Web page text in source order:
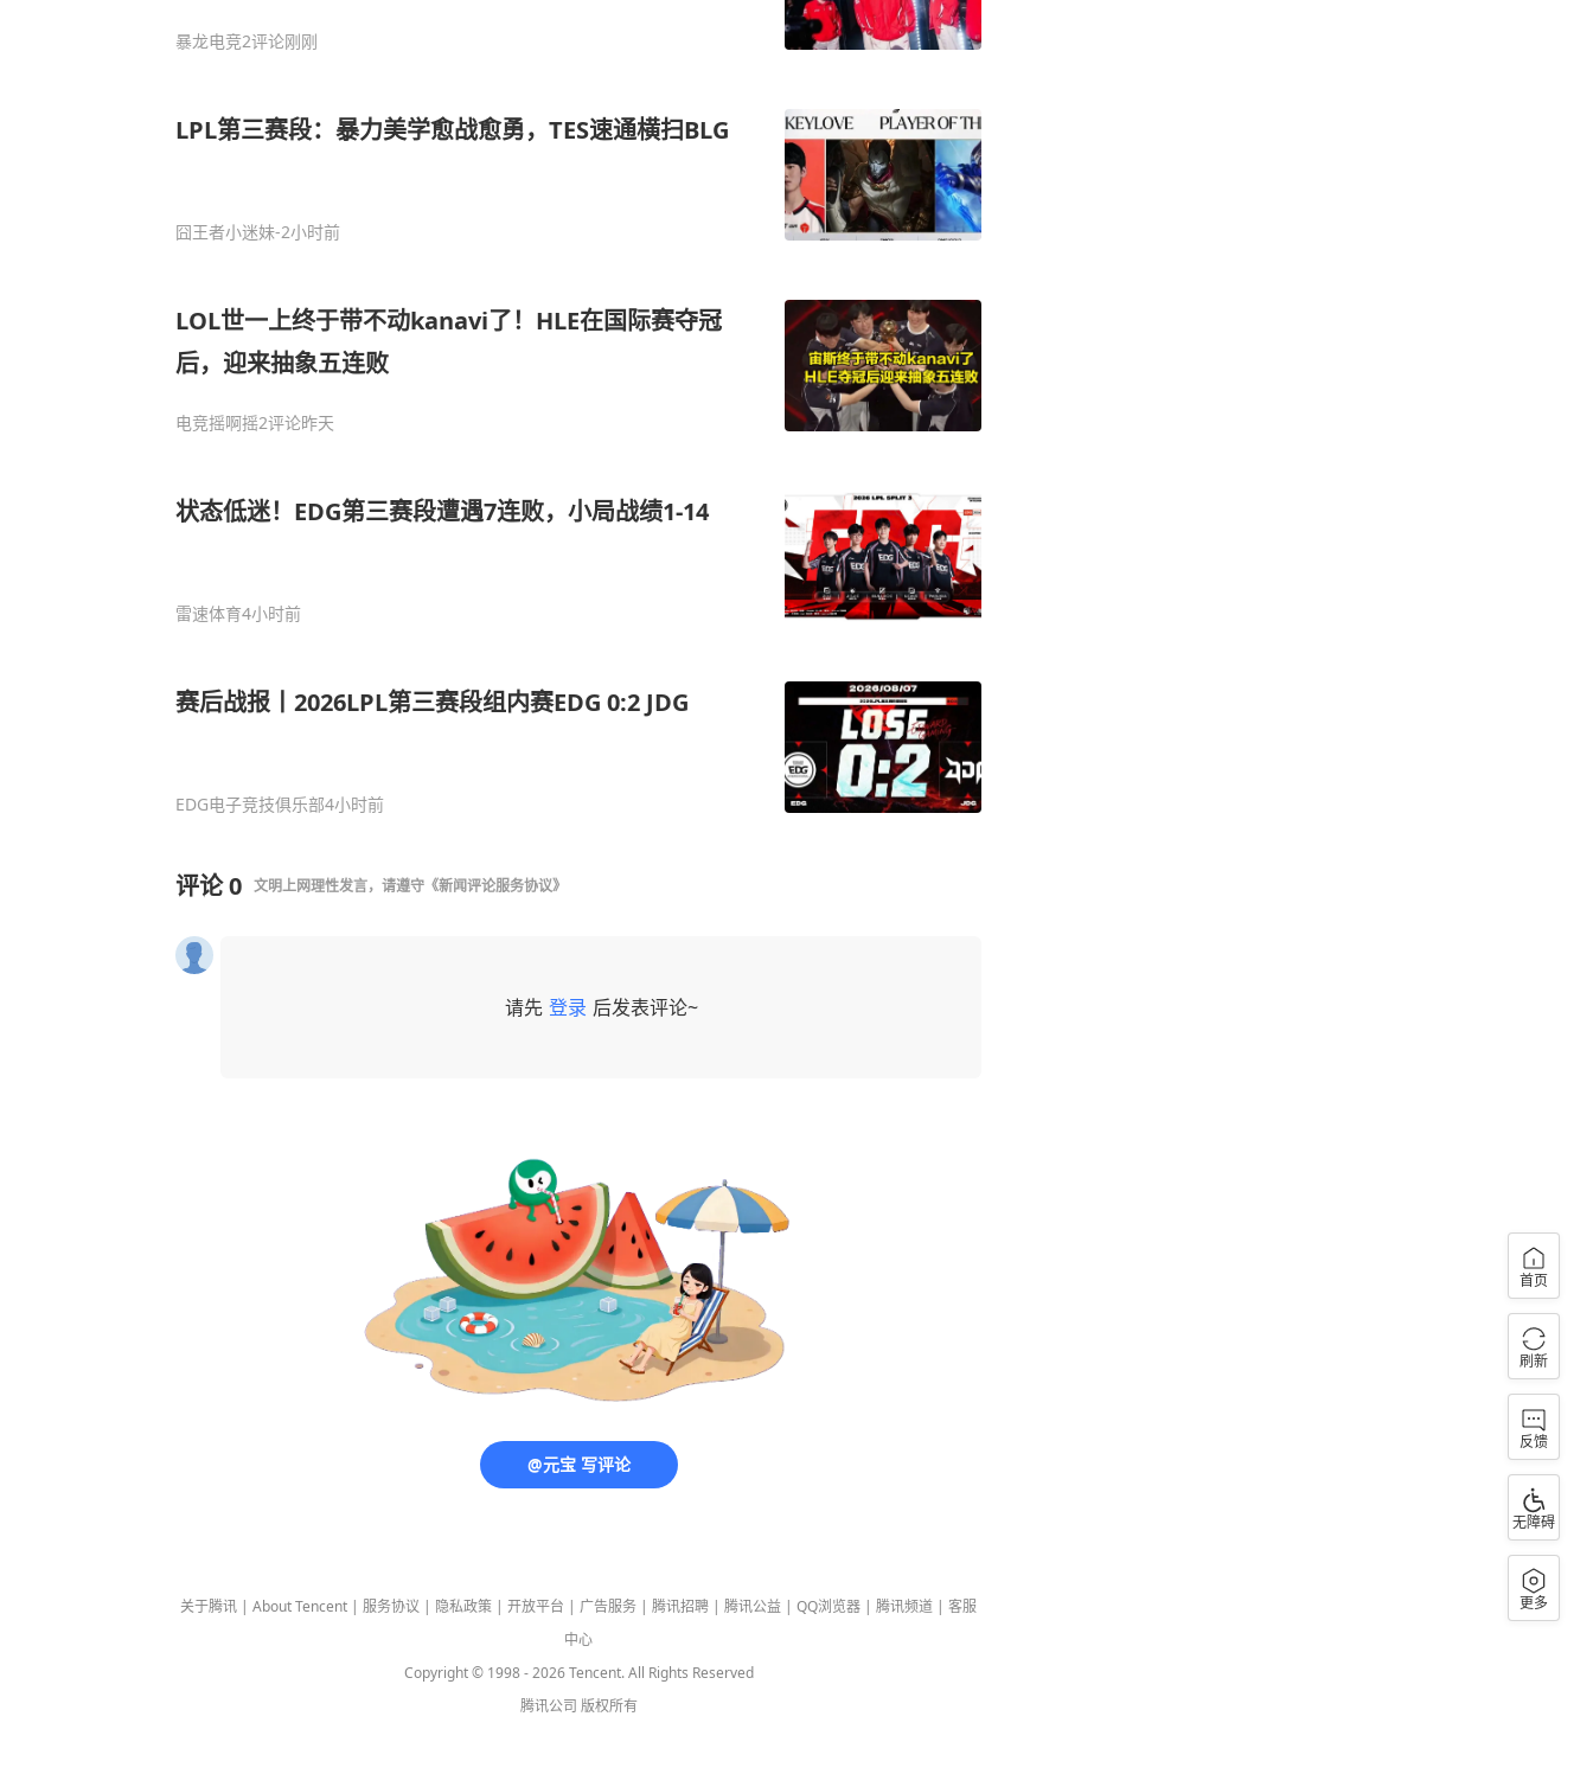
暴龙电竞2评论刚刚
LPL第三赛段：暴力美学愈战愈勇，TES速通横扫BLG
囧王者小迷妹-2小时前
LOL世一上终于带不动kanavi了！HLE在国际赛夺冠
后，迎来抽象五连败
电竞摇啊摇2评论昨天
状态低迷！EDG第三赛段遭遇7连败，小局战绩1-14
雷速体育4小时前
赛后战报丨2026LPL第三赛段组内赛EDG 0:2 JDG
EDG电子竞技俱乐部4小时前
评论0 文明上网理性发言，请遵守 《新闻评论服务协议》
请先 登录 后发表评论~
@元宝 写评论
关于腾讯 | About Tencent | 服务协议 | 隐私政策 | 开放平台 | 广告服务 | 腾讯招聘 | 腾讯公益 | QQ浏览器 | 腾讯频道 | 客服
中心
Copyright © 1998 -2026Tencent. All Rights Reserved
腾讯公司 版权所有
首页
刷新
反馈
无障碍
更多